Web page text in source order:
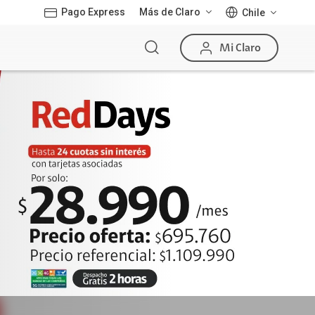
Pago Express Más de Claro Chile
Mi Claro